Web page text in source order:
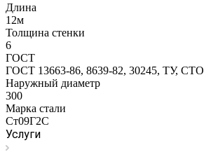
Длина
12м
Толщина стенки
6
ГОСТ
ГОСТ 13663-86, 8639-82, 30245, ТУ, СТО
Наружный диаметр
300
Марка стали
Ст09Г2С
Услуги